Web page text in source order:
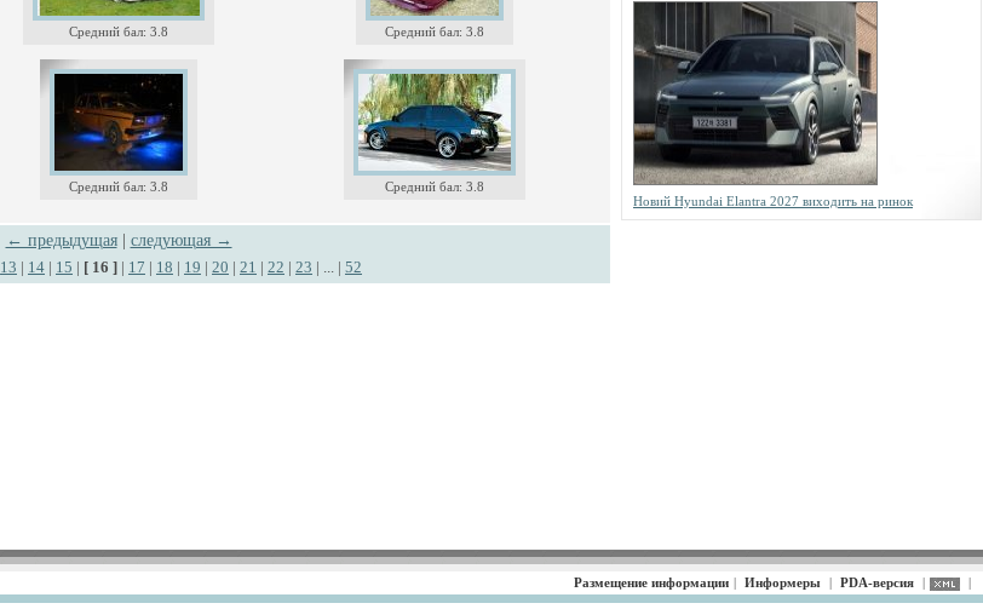
Средний бал: 3.8 Средний бал: 3.8
Средний бал: 3.8 Средний бал: 3.8
← предыдущая| следующая →
13 | 14 | 15 | [ 16 ] | 17 | 18 | 19 | 20 | 21 | 22 | 23 | ... | 52
Новий Hyundai Elantra 2027 виходить на ринок
Размещение информации | Информеры | PDA-версия | |